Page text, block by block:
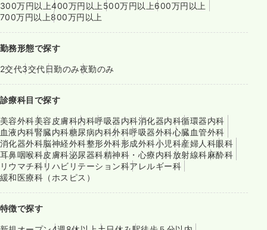
300万円以上400万円以上 500万円以上600万円以上
700万円以上800万円以上
勤務形態で探す
2交代3交代日勤のみ夜勤のみ
診療科目で探す
美容外科美容皮膚科内科呼吸器内科消化器内科循環器内科
血液内科腎臓内科糖尿病内科外科呼吸器外科心臓血管外科
消化器外科脳神経外科整形外科形成外科小児科産婦人科眼科
耳鼻咽喉科皮膚科泌尿器科精神科・心療内科放射線科麻酔科
リウマチ科リハビリテーション科アレルギー科
緩和医療科（ホスピス）
特徴で探す